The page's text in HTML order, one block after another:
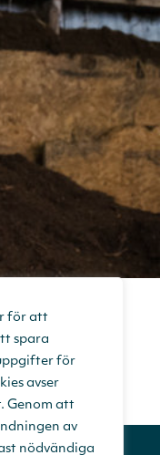
för att
spara
för
avser
Genom att
av
nödvändiga